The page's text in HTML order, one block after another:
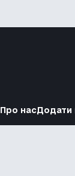
Про насДодати